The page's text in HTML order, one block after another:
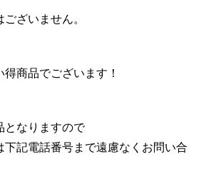
ざいません。
商品でございます！
となりますので
下記電話番号まで遠慮なくお問い合